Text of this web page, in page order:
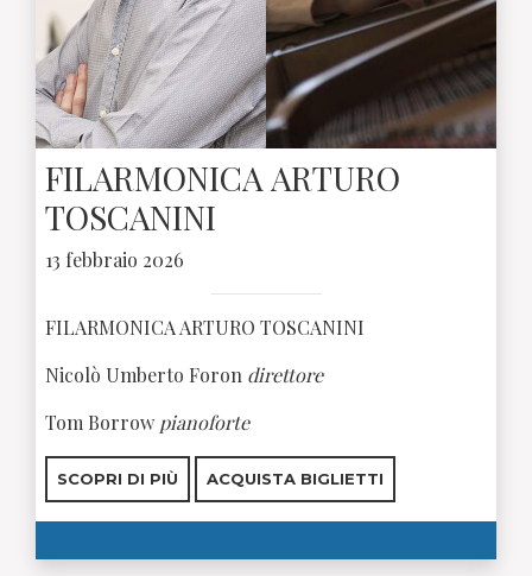
FILARMONICA ARTURO
TOSCANINI
13 febbraio 2026
FILARMONICA ARTURO TOSCANINI
Nicolò Umberto Foron direttore
Tom Borrow pianoforte
SCOPRI DI PIÙ ACQUISTA BIGLIETTI